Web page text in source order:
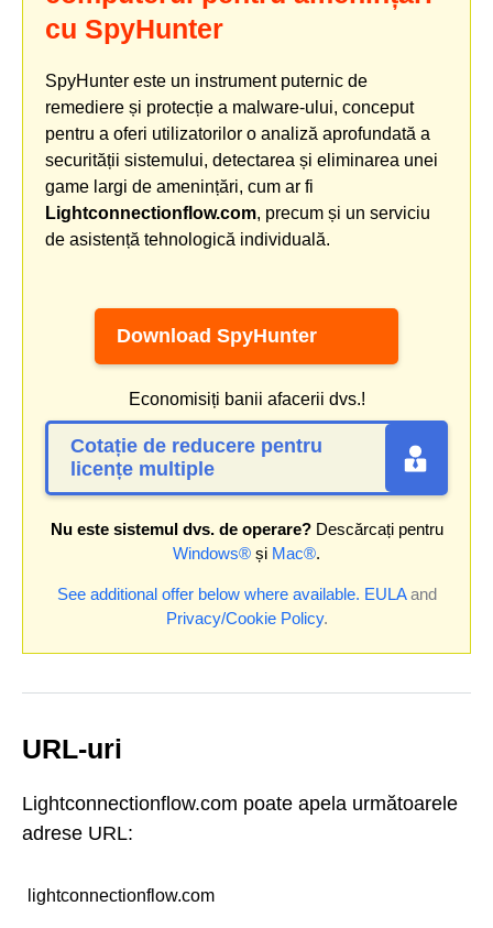
cu SpyHunter
SpyHunter este un instrument puternic de
remediere și protecție a malware-ului, conceput
pentru a oferi utilizatorilor o analiză aprofundată a
securității sistemului, detectarea și eliminarea unei
game largi de amenințări, cum ar fi
Lightconnectionflow.com, precum și un serviciu
de asistență tehnologică individuală.
Download SpyHunter
Economisiți banii afacerii dvs.!
Cotație de reducere pentru
licențe multiple
Nu este sistemul dvs. de operare?Descărcați pentru
Windows® și Mac®.
See additional offer below where available. EULAand
Privacy/Cookie Policy.
URL-uri
Lightconnectionflow.com poate apela următoarele
adrese URL:
lightconnectionflow.com